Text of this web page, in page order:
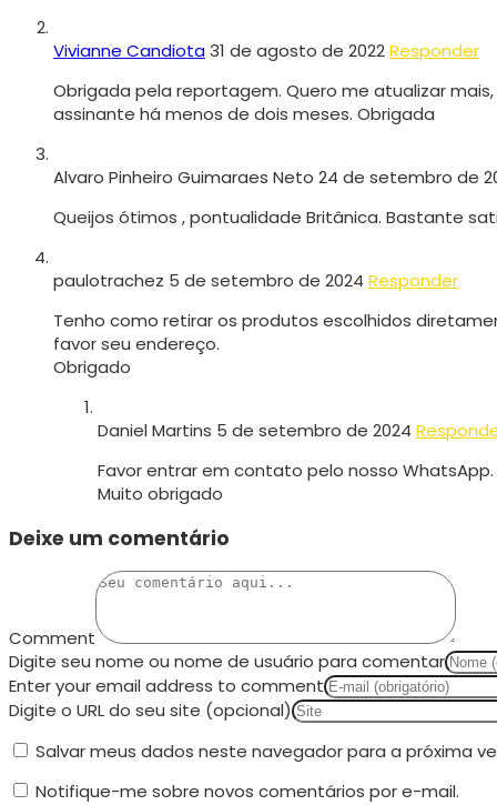
Vivianne Candiota31 de agosto de 2022Responder
Obrigada pela reportagem. Quero me atualizar
assinante há menos de dois meses. Obrigada
Alvaro Pinheiro Guimaraes Neto 24 de setembro de
Queijos ótimos , pontualidade Britânica. Bastante
paulotrachez 5 de setembro de 2024 Responder
Tenho como retirar os produtos escolhidos
favor seu endereço.
Obrigado
Daniel Martins 5 de setembro de 2024
Favor entrar em contato pelo nosso WhatsApp.
Muito obrigado
Deixe um comentário
Comment
Digite seu nome ou nome de usuário para comentar
Enter your email address to comment
Digite o URL do seu site (opcional)
Salvar meus dados neste navegador para a próxima
Notifique-me sobre novos comentários por e-mail.